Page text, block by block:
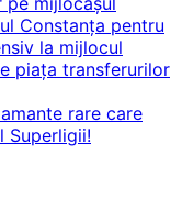
Constanța pentru
la mijlocul
piața transferurilor
rare care
Superligii!